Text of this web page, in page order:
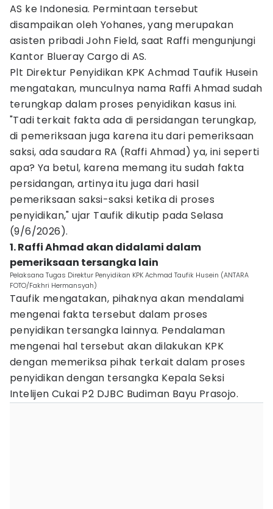
AS ke Indonesia. Permintaan tersebut
disampaikan oleh Yohanes, yang merupakan
asisten pribadi John Field, saat Raffi mengunjungi
Kantor Blueray Cargo di AS.
Plt Direktur Penyidikan KPK Achmad Taufik Husein
mengatakan, munculnya nama Raffi Ahmad sudah
terungkap dalam proses penyidikan kasus ini.
"Tadi terkait fakta ada di persidangan terungkap,
di pemeriksaan juga karena itu dari pemeriksaan
saksi, ada saudara RA (Raffi Ahmad) ya, ini seperti
apa? Ya betul, karena memang itu sudah fakta
persidangan, artinya itu juga dari hasil
pemeriksaan saksi-saksi ketika di proses
penyidikan," ujar Taufik dikutip pada Selasa
(9/6/2026).
1. Raffi Ahmad akan didalami dalam
pemeriksaan tersangka lain
Pelaksana Tugas Direktur Penyidikan KPK Achmad Taufik Husein (ANTARA
FOTO/Fakhri Hermansyah)
Taufik mengatakan, pihaknya akan mendalami
mengenai fakta tersebut dalam proses
penyidikan tersangka lainnya. Pendalaman
mengenai hal tersebut akan dilakukan KPK
dengan memeriksa pihak terkait dalam proses
penyidikan dengan tersangka Kepala Seksi
Intelijen Cukai P2 DJBC Budiman Bayu Prasojo.